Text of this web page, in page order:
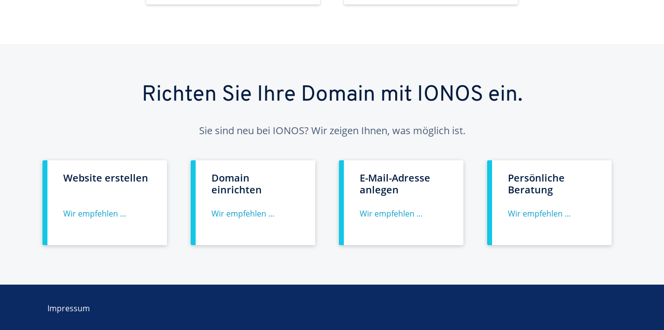
Richten Sie Ihre Domain mit IONOS ein.
Sie sind neu bei IONOS? Wir zeigen Ihnen, was möglich ist.
Website erstellen
Wir empfehlen ...
Domain
einrichten
Wir empfehlen ...
E-Mail-Adresse
anlegen
Wir empfehlen ...
Persönliche
Beratung
Wir empfehlen ...
Impressum